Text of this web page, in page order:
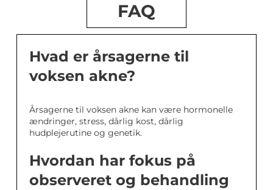
FAQ
Hvad er årsagerne til
voksen akne?
Årsagerne til voksen akne kan være hormonelle
ændringer, stress, dårlig kost, dårlig
hudplejerutine og genetik.
Hvordan har fokus på
observeret og behandling